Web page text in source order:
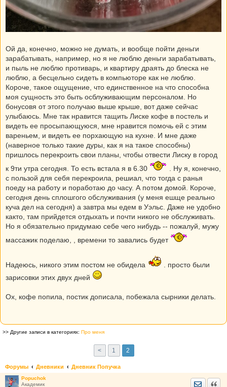
Ой да, конечно, можно не думать, и вообще пойти деньги
зарабатывать, например, но я не люблю деньги зарабатывать,
и пыль не люблю противарь, и квартиру драять до блеска не
люблю, а бесцельно сидеть в компьюторе как не люблю.
Короче, такое ощущение, что единственное на что способна
моя сущность это быть осблуживающим персоналом. Но
бонусовя от этого получаю выше крыше, вот даже сейчас
улыбаюсь. Мне так нравится тащить Лиске кофе в постель и
видеть ее просыпающуюся, мне нравится помочь ей с этим
вареньем, и видеть ее порхающую на кухне. И мне даже
(наверное только такие дуры, как я на такое способны)
пришлось перекроить свои планы, чтобы отвести Лиску в город
к 9ти утра сегодня. То есть встала я в 6.30
. Ну я, конечно,
с пользой для себя перекроила, решиал, что тогда с ранья
поеду на работу и поработаю до часу. А потом домой. Короче,
сегодня день сплошгого обслуживания (у меня ешще реально
куча дел на сегодня) а завтра мы едем в Уэльс. Даже не удобно
както, там прийдется отдыхать и почти никого не обслуживать.
Но я обязательно придумаю себе чего нибудь -- пожалуй, мужу
массажик поделаю, , времени то завались будет
Надеюсь, никого этим постом не обидела
. просто были
зарисовки этих двух дней
Ох, кофе попила, постик дописала, побежала сырники делать.
>> Другие записи в категориях: Про меня
< 1 2
Форумы Дневники Дневник Попучка
Popuchok
Академик